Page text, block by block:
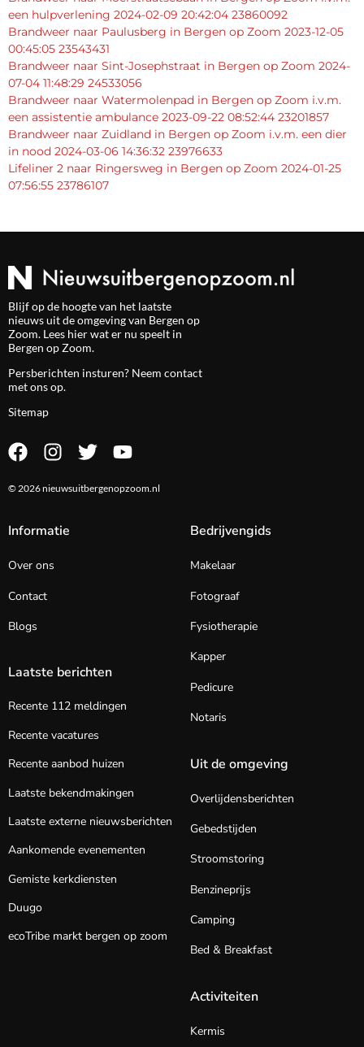
een hulpverlening 2024-02-09 20:42:04 23860092
Brandweer naar Paulusberg in Bergen op Zoom 2023-12-05
00:45:05 23543431
Brandweer naar Sint-Josephstraat in Bergen op Zoom 2024-
07-04 11:48:29 24533056
Brandweer naar Watermolenpad in Bergen op Zoom i.v.m.
een assistentie ambulance 2023-09-22 08:52:44 23201857
Brandweer naar Zuidland in Bergen op Zoom i.v.m. een dier
in nood 2024-03-06 14:36:32 23976633
Lifeliner 2 naar Ringersweg in Bergen op Zoom 2024-01-25
07:56:55 23786107
Blijf op de hoogte van het laatste
nieuws uit de omgeving van Bergen op
Zoom. Lees hier wat er nu speelt in
Bergen op Zoom.
Persberichten insturen? Neem contact
met ons op.
Sitemap
© 2026 nieuwsuitbergenopzoom.nl
Informatie
Over ons
Contact
Blogs
Laatste berichten
Recente 112 meldingen
Recente vacatures
Recente aanbod huizen
Laatste bekendmakingen
Laatste externe nieuwsberichten
Aankomende evenementen
Gemiste kerkdiensten
Duugo
ecoTribe markt bergen op zoom
Bedrijvengids
Makelaar
Fotograaf
Fysiotherapie
Kapper
Pedicure
Notaris
Uit de omgeving
Overlijdensberichten
Gebedstijden
Stroomstoring
Benzineprijs
Camping
Bed & Breakfast
Activiteiten
Kermis